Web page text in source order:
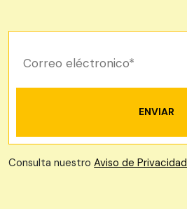
Consulta nuestroAviso de Privacidad